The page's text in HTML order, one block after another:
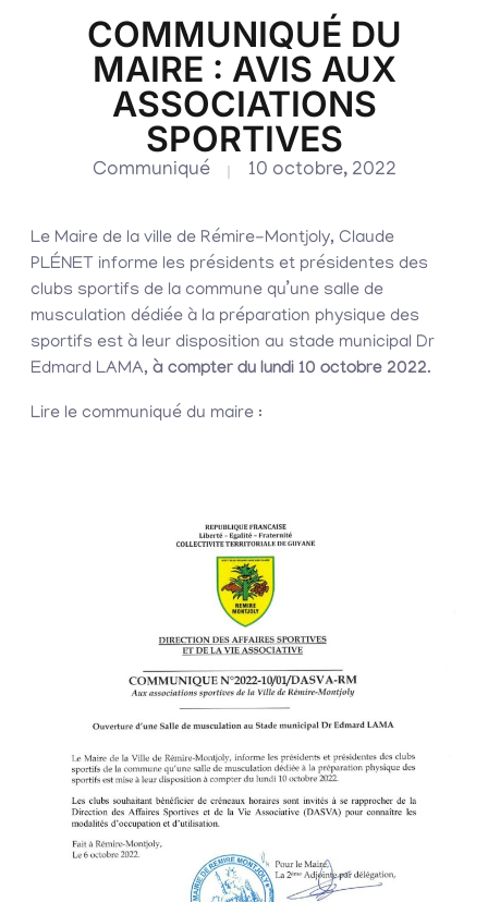
COMMUNIQUÉ DU
MAIRE : AVIS AUX
ASSOCIATIONS
SPORTIVES
Communiqué 10 octobre, 2022
Le Maire de la ville de Rémire-Montjoly, Claude
PLÉNET informe les présidents et présidentes des
clubs sportifs de la commune qu’une salle de
musculation dédiée à la préparation physique des
sportifs est à leur disposition au stade municipal Dr
Edmard LAMA, à compter du lundi 10 octobre 2022.
Lire le communiqué du maire :